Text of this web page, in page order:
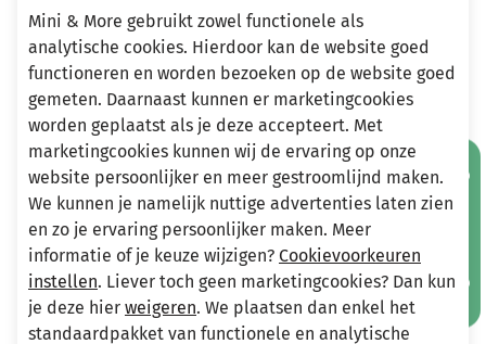
Heeft u vragen?
Stuur een e-mail
info@miniandmore.nl
Andere bekeken ook
Wellicht ook iets voor jou?
-50% -50%
Mis geen aanbiedingen!
Mini & More gebruikt zowel functionele als
analytische cookies. Hierdoor kan de website goed
functioneren en worden bezoeken op de website goed
gemeten. Daarnaast kunnen er marketingcookies
worden geplaatst als je deze accepteert. Met
marketingcookies kunnen wij de ervaring op onze
website persoonlijker en meer gestroomlijnd maken.
We kunnen je namelijk nuttige advertenties laten zien
en zo je ervaring persoonlijker maken. Meer
informatie of je keuze wijzigen? Cookievoorkeuren
instellen. Liever toch geen marketingcookies? Dan kun
je deze hier weigeren. We plaatsen dan enkel het
standaardpakket van functionele en analytische